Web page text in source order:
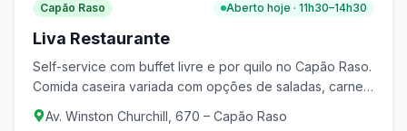
Capão Raso Aberto hoje · 11h30–14h30
Liva Restaurante
Self-service com buffet livre e por quilo no Capão Raso.
Comida caseira variada com opções de saladas, carnes
e massas.
Av. Winston Churchill, 670 – Capão Raso